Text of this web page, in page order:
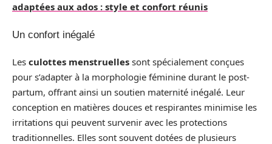
adaptées aux ados : style et confort réunis
Un confort inégalé
Les culottes menstruelles sont spécialement conçues
pour s’adapter à la morphologie féminine durant le post-
partum, offrant ainsi un soutien maternité inégalé. Leur
conception en matières douces et respirantes minimise les
irritations qui peuvent survenir avec les protections
traditionnelles. Elles sont souvent dotées de plusieurs